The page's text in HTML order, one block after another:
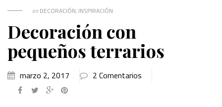
en DECORACIÓN, INSPIRACIÓN
Decoración con
pequeños terrarios
marzo 2, 2017 2 Comentarios